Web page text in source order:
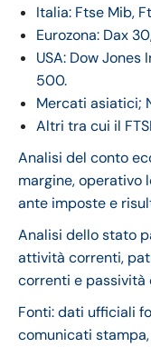
Italia: Ftse Mib,
Eurozona: Dax
USA: Dow Jones
500.
Mercati asiatici;
Altri tra cui il
Analisi del conto
margine, operativo
ante imposte e
Analisi dello stato
attività correnti,
correnti e passività
Fonti: dati ufficiali
comunicati